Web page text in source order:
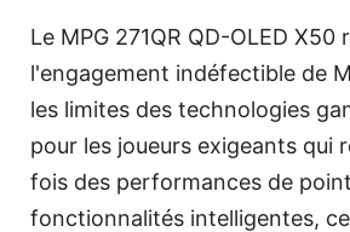
Le MPG 271QR QD-OLED X50
l'engagement indéfectible de
les limites des technologies
pour les joueurs exigeants qui
fois des performances de
fonctionnalités intelligentes,